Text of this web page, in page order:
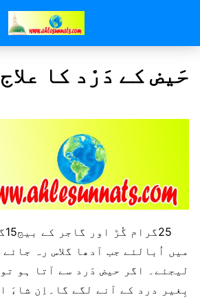
حَیض کے دَرْد کا علاج
میں اُبالئے جب آدھا گلاس رہ
لیجئے۔ اگر حیض دَرد سے آتا ہو
بِغیر درد کے آنے لگے گا۔اِن شاءَ